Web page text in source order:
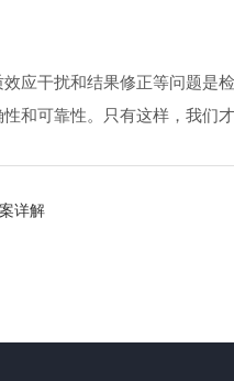
干扰和结果修正等问题是
和可靠性。只有这样，我们
详解